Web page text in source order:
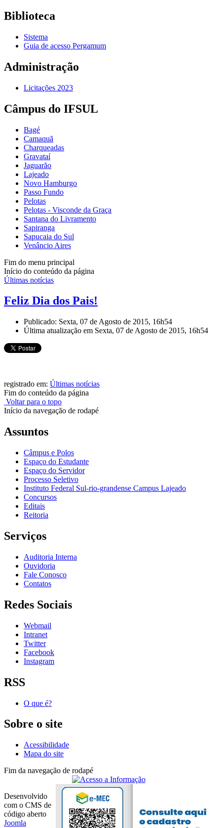
Biblioteca
Sistema
Guia de acesso Pergamum
Administração
Licitações 2023
Câmpus do IFSUL
Bagé
Camaquã
Charqueadas
Gravataí
Jaguarão
Lajeado
Novo Hamburgo
Passo Fundo
Pelotas
Pelotas - Visconde da Graça
Santana do Livramento
Sapiranga
Sapucaia do Sul
Venâncio Aires
Fim do menu principal
Início do conteúdo da página
Últimas notícias
Feliz Dia dos Pais!
Publicado: Sexta, 07 de Agosto de 2015, 16h54
Última atualização em Sexta, 07 de Agosto de 2015, 16h54
registrado em: Últimas notícias
Fim do conteúdo da página
Voltar para o topo
Início da navegação de rodapé
Assuntos
Câmpus e Polos
Espaço do Estudante
Espaço do Servidor
Processo Seletivo
Instituto Federal Sul-rio-grandense Campus Lajeado
Concursos
Editais
Reitoria
Serviços
Auditoria Interna
Ouvidoria
Fale Conosco
Contatos
Redes Sociais
Webmail
Intranet
Twitter
Facebook
Instagram
RSS
O que é?
Sobre o site
Acessibilidade
Mapa do site
Fim da navegação de rodapé
Desenvolvido
com o CMS de
código aberto
Joomla